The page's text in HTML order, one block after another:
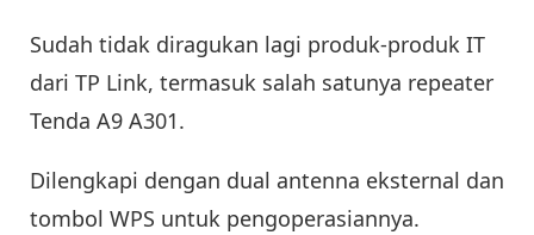
Sudah tidak diragukan lagi produk-produk IT
dari TP Link, termasuk salah satunya repeater
Tenda A9 A301.
Dilengkapi dengan dual antenna eksternal dan
tombol WPS untuk pengoperasiannya.